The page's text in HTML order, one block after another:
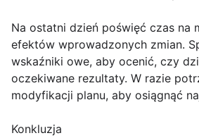
Na ostatni dzień poświęć czas na
efektów wprowadzonych zmian.
wskaźniki owe, aby ocenić, czy
oczekiwane rezultaty. W razie
modyfikacji planu, aby osiągnąć
Konkluzja